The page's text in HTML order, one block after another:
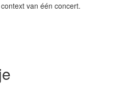
van één concert.